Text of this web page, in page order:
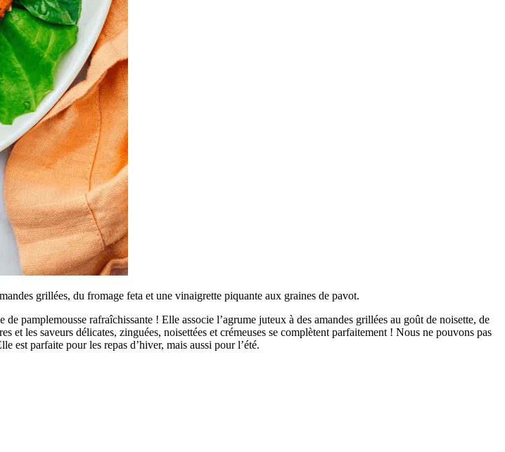
grillées, du fromage feta et une vinaigrette piquante aux graines de pavot.
pamplemousse rafraîchissante ! Elle associe l’agrume juteux à des amandes grillées au goût de noisette, de
les saveurs délicates, zinguées, noisettées et crémeuses se complètent parfaitement ! Nous ne pouvons pas
est parfaite pour les repas d’hiver, mais aussi pour l’été.